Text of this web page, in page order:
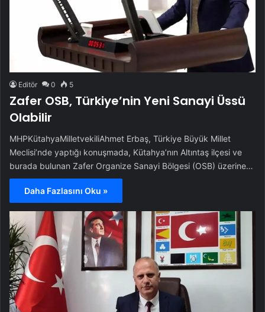
Editör 0 5
Zafer OSB, Türkiye’nin Yeni Sanayi Üssü
Olabilir
MHPKütahyaMilletvekiliAhmet Erbaş, Türkiye Büyük Millet
Meclisi’nde yaptığı konuşmada, Kütahya’nın Altıntaş ilçesi ve
burada bulunan Zafer Organize Sanayi Bölgesi (OSB) üzerine…
Daha Fazlasını Oku »